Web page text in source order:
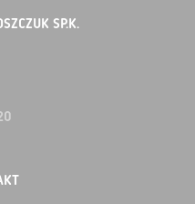
SP.K.